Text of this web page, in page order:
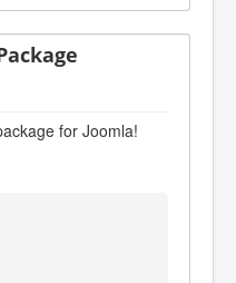
for Joomla!